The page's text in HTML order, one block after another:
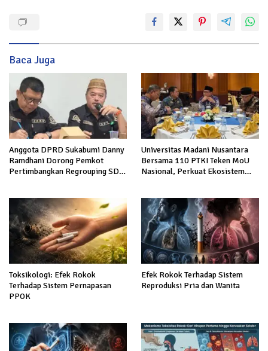
Baca Juga
Anggota DPRD Sukabumi Danny
Ramdhani Dorong Pemkot
Pertimbangkan Regrouping SD
Universitas Madani Nusantara
Bersama 110 PTKI Teken MoU
Nasional, Perkuat Ekosistem
Toksikologi: Efek Rokok
Terhadap Sistem Pernapasan
PPOK
Efek Rokok Terhadap Sistem
Reproduksi Pria dan Wanita